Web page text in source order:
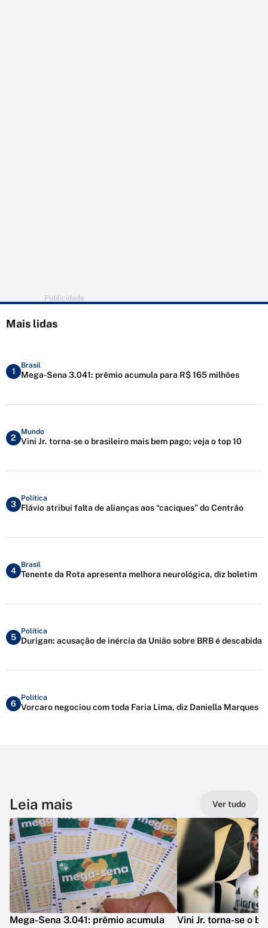
Publicidade
Mais lidas
1
Brasil
Mega-Sena 3.041: prêmio acumula para R$ 165 milhões
2
Mundo
Vini Jr. torna-se o brasileiro mais bem pago; veja o top 10
3
Política
Flávio atribui falta de alianças aos “caciques” do Centrão
4
Brasil
Tenente da Rota apresenta melhora neurológica, diz boletim
5
Política
Durigan: acusação de inércia da União sobre BRB é descabida
6
Política
Vorcaro negociou com toda Faria Lima, diz Daniella Marques
Leia mais Ver tudo
Mega-Sena 3.041: prêmio acumula
Vini Jr. torna-se o